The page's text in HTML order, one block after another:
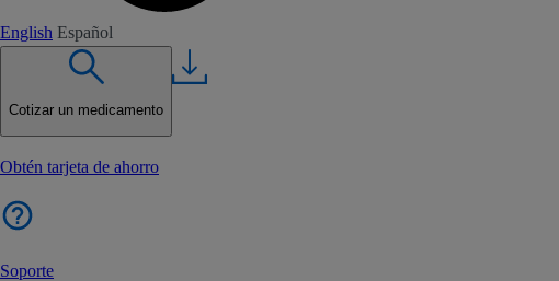
English Español
Cotizar un medicamento
Obtén tarjeta de ahorro
Soporte